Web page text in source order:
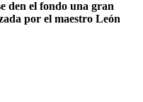
den el fondo una gran
por el maestro León